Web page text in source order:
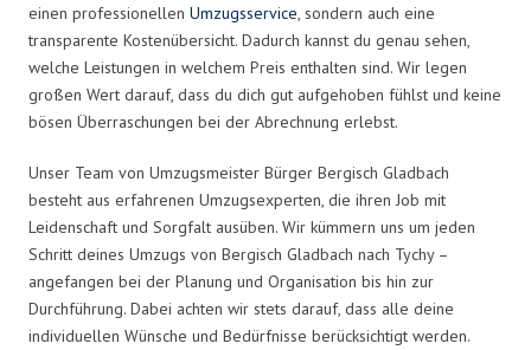
einen professionellen Umzugsservice, sondern auch eine
transparente Kostenübersicht. Dadurch kannst du genau sehen,
welche Leistungen in welchem Preis enthalten sind. Wir legen
großen Wert darauf, dass du dich gut aufgehoben fühlst und keine
bösen Überraschungen bei der Abrechnung erlebst.
Unser Team von Umzugsmeister Bürger Bergisch Gladbach
besteht aus erfahrenen Umzugsexperten, die ihren Job mit
Leidenschaft und Sorgfalt ausüben. Wir kümmern uns um jeden
Schritt deines Umzugs von Bergisch Gladbach nach Tychy –
angefangen bei der Planung und Organisation bis hin zur
Durchführung. Dabei achten wir stets darauf, dass alle deine
individuellen Wünsche und Bedürfnisse berücksichtigt werden.